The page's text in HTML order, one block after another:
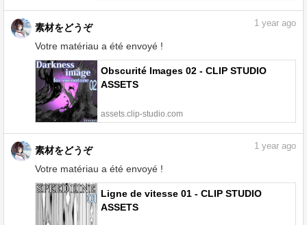
素材をどうぞ
Votre matériau a été envoyé !
1 year ago
Obscurité Images 02 - CLIP STUDIO
ASSETS
assets.clip-studio.com
素材をどうぞ
Votre matériau a été envoyé !
1 year ago
Ligne de vitesse 01 - CLIP STUDIO
ASSETS